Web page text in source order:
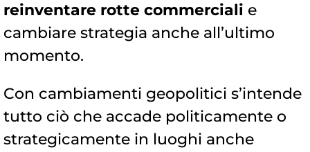
reinventare rotte commerciali e
cambiare strategia anche all’ultimo
momento.
Con cambiamenti geopolitici s’intende
tutto ciò che accade politicamente o
strategicamente in luoghi anche